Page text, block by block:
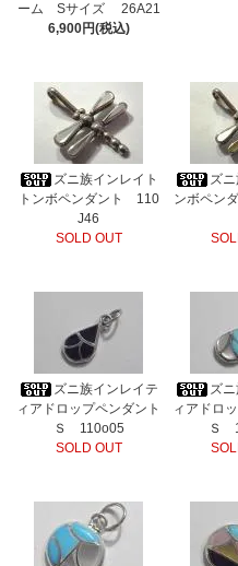
ーム Sサイズ 26A21
6,900円(税込)
ズニ族インレイト
トンボペンダント 110
J46
SOLD OUT
ズ
ンボペン
ズニ族インレイテ
ィアドロップペンダント
Ｓ 110o05
SOLD OUT
ズ
ィアドロ
Ｓ